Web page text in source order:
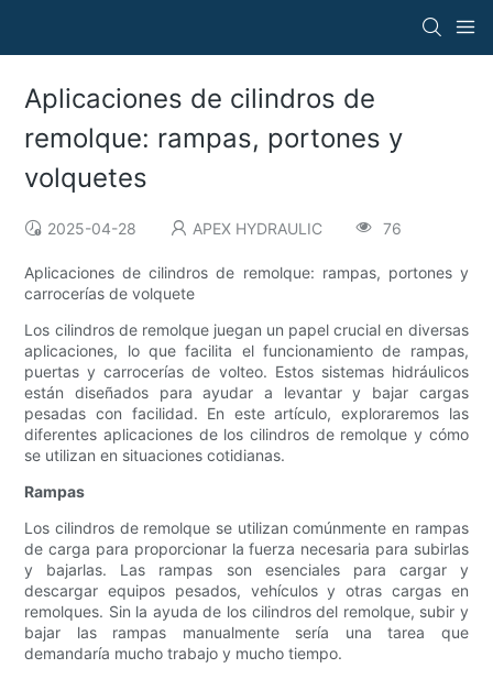
Aplicaciones de cilindros de
remolque: rampas, portones y
volquetes
2025-04-28 APEX HYDRAULIC 76
Aplicaciones de cilindros de remolque: rampas, portones y
carrocerías de volquete
Los cilindros de remolque juegan un papel crucial en diversas
aplicaciones, lo que facilita el funcionamiento de rampas,
puertas y carrocerías de volteo. Estos sistemas hidráulicos
están diseñados para ayudar a levantar y bajar cargas
pesadas con facilidad. En este artículo, exploraremos las
diferentes aplicaciones de los cilindros de remolque y cómo
se utilizan en situaciones cotidianas.
Rampas
Los cilindros de remolque se utilizan comúnmente en rampas
de carga para proporcionar la fuerza necesaria para subirlas
y bajarlas. Las rampas son esenciales para cargar y
descargar equipos pesados, vehículos y otras cargas en
remolques. Sin la ayuda de los cilindros del remolque, subir y
bajar las rampas manualmente sería una tarea que
demandaría mucho trabajo y mucho tiempo.